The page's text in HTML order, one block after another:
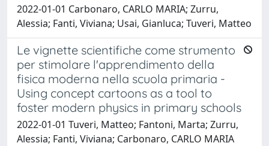
2022-01-01 Carbonaro, CARLO MARIA; Zurru,
Alessia; Fanti, Viviana; Usai, Gianluca; Tuveri, Matteo
Le vignette scientifiche come strumento
per stimolare l'apprendimento della
fisica moderna nella scuola primaria -
Using concept cartoons as a tool to
foster modern physics in primary schools
2022-01-01 Tuveri, Matteo; Fantoni, Marta; Zurru,
Alessia; Fanti, Viviana; Carbonaro, CARLO MARIA